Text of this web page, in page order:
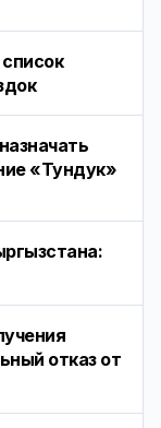
«Тундук»
отказ от